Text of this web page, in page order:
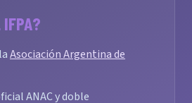
IFPA?
Asociación Argentina de
ANAC y doble